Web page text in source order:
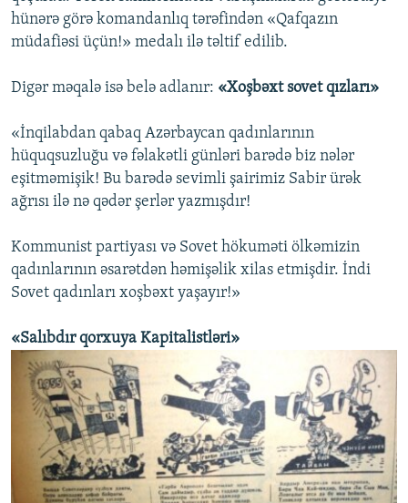
hünərə görə komandanlıq tərəfindən «Qafqazın
müdafiəsi üçün!» medalı ilə təltif edilib.
Digər məqalə isə belə adlanır: «Xoşbəxt sovet qızları»
«İnqilabdan qabaq Azərbaycan qadınlarının
hüquqsuzluğu və fəlakətli günləri barədə biz nələr
eşitməmişik! Bu barədə sevimli şairimiz Sabir ürək
ağrısı ilə nə qədər şerlər yazmışdır!
Kommunist partiyası və Sovet hökuməti ölkəmizin
qadınlarının əsarətdən həmişəlik xilas etmişdir. İndi
Sovet qadınları xoşbəxt yaşayır!»
«Salıbdır qorxuya Kapitalistləri»